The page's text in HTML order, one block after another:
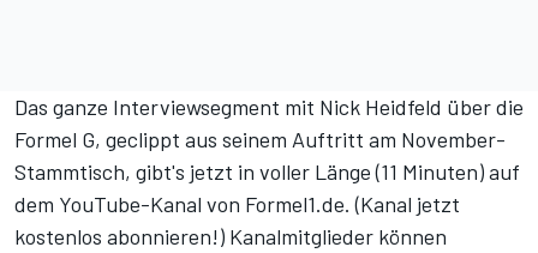
Das ganze Interviewsegment mit Nick Heidfeld über die
Formel G, geclippt aus seinem Auftritt am November-
Stammtisch, gibt's jetzt in voller Länge (11 Minuten) auf
dem YouTube-Kanal von Formel1.de. (Kanal jetzt
kostenlos abonnieren!) Kanalmitglieder können